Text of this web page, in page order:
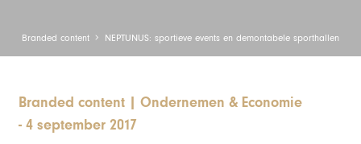
Branded content NEPTUNUS: sportieve events en demontabele sporthallen
Branded content
Ondernemen & Economie
-4 september 2017